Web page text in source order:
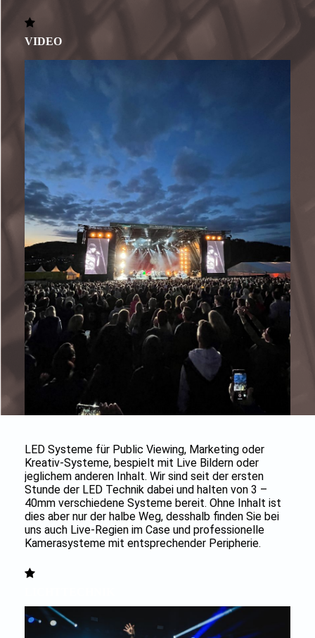
VIDEO
LED Systeme für Public Viewing, Marketing oder
Kreativ-Systeme, bespielt mit Live Bildern oder
jeglichem anderen Inhalt. Wir sind seit der ersten
Stunde der LED Technik dabei und halten von 3 –
40mm verschiedene Systeme bereit. Ohne Inhalt ist
dies aber nur der halbe Weg, desshalb finden Sie bei
uns auch Live-Regien im Case und professionelle
Kamerasysteme mit entsprechender Peripherie.